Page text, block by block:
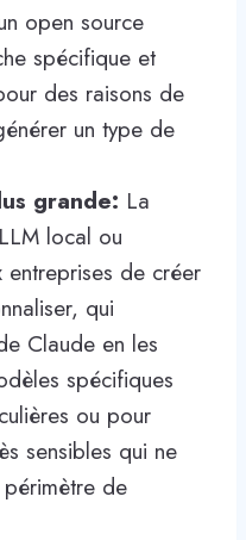
open source
spécifique et
des raisons de
un type de
grande: La
local ou
entreprises de créer
qui
Claude en les
spécifiques
ou pour
sensibles qui ne
de